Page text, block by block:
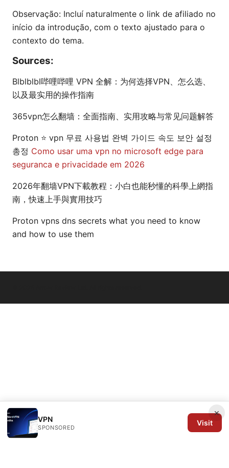
Observação: Incluí naturalmente o link de afiliado no
início da introdução, com o texto ajustado para o
contexto do tema.
Sources:
Blblblbl哔哩哔哩 VPN 全解：为何选择VPN、怎么选、
以及最实用的操作指南
365vpn怎么翻墙：全面指南、实用攻略与常见问题解答
Proton ⭐ vpn 무료 사용법 완벽 가이드 속도 보안 설정
총정 Como usar uma vpn no microsoft edge para
seguranca e privacidade em 2026
2026年翻墙VPN下載教程：小白也能秒懂的科學上網指
南，快速上手與實用技巧
Proton vpns dns secrets what you need to know
and how to use them
×
VPN
SPONSORED
Visit